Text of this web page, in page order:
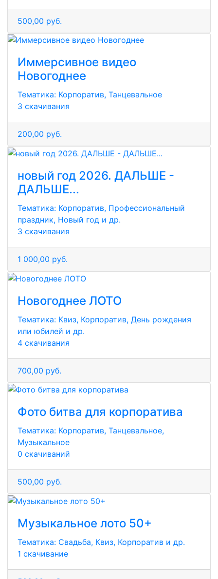
500,00 руб.
Иммерсивное видео
Новогоднее
Тематика: Корпоратив, Танцевальное
3 скачивания
200,00 руб.
новый год 2026. ДАЛЬШЕ -
ДАЛЬШЕ...
Тематика: Корпоратив, Профессиональный
праздник, Новый год и др.
3 скачивания
1 000,00 руб.
Новогоднее ЛОТО
Тематика: Квиз, Корпоратив, День рождения
или юбилей и др.
4 скачивания
700,00 руб.
Фото битва для корпоратива
Тематика: Корпоратив, Танцевальное,
Музыкальное
0 скачиваний
500,00 руб.
Музыкальное лото 50+
Тематика: Свадьба, Квиз, Корпоратив и др.
1 скачивание